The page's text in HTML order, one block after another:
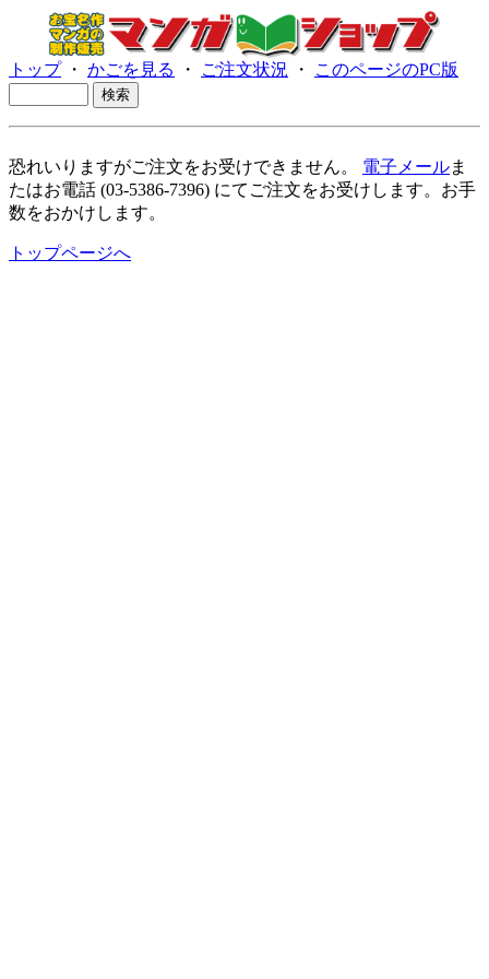
トップ・ かごを見る ・ ご注文状況 ・ このページのPC版
恐れいりますがご注文をお受けできません。 電子メールま
たはお電話 (03-5386-7396) にてご注文をお受けします。お手
数をおかけします。
トップページへ